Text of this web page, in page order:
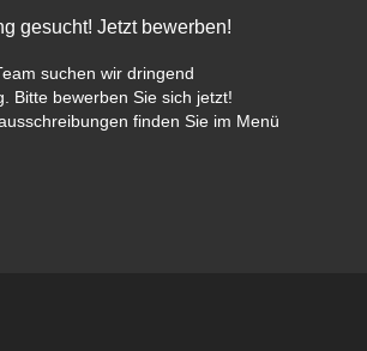
gesucht! Jetzt bewerben!
suchen wir dringend
Bitte bewerben Sie sich jetzt!
finden Sie im Menü